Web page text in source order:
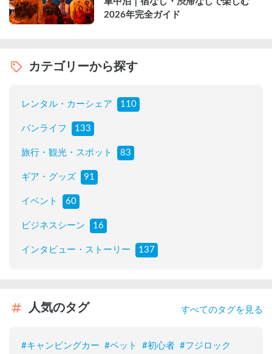
2026年完全ガイド
カテゴリーから探す
レンタル・カーシェア 110
バンライフ 133
旅行・観光・スポット 83
ギア・グッズ 91
イベント 60
ビジネスシーン 16
インタビュー・ストーリー 137
人気のタグ すべてのタグを見る
#キャンピングカー #ペット #初心者 #フジロック